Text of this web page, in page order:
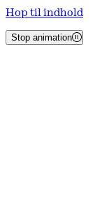
Hop til indhold
Stop animation